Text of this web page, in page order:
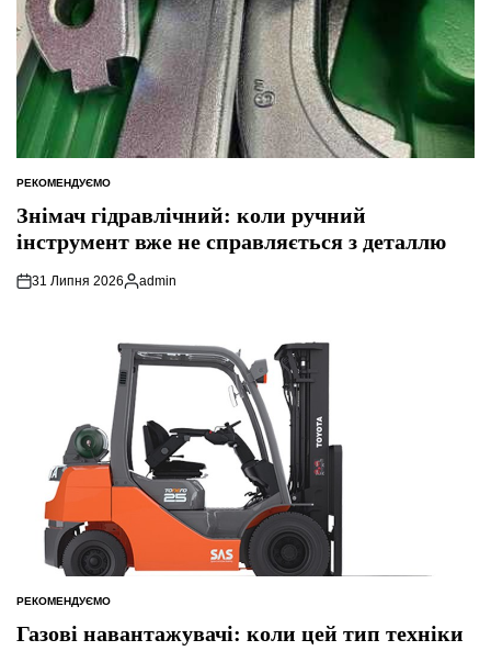
ОПУБЛІКУВАТИ
РЕКОМЕНДУЄМО
Знімач гідравлічний: коли ручний
інструмент вже не справляється з деталлю
31 Липня 2026
Опубліковано
admin
ОПУБЛІКУВАТИ
РЕКОМЕНДУЄМО
Газові навантажувачі: коли цей тип техніки